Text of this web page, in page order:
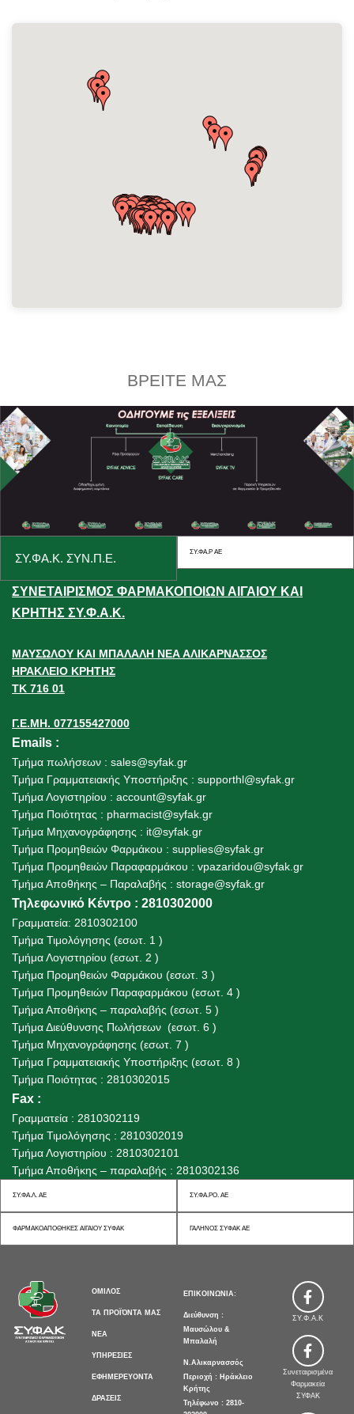
ΒΡΕΙΤΕ ΜΑΣ
ΣΥ.ΦΑ.Κ. ΣΥΝ.Π.Ε. ΣΥ.ΦΑ.Ρ ΑΕ
ΣΥΝΕΤΑΙΡΙΣΜΟΣ ΦΑΡΜΑΚΟΠΟΙΩΝ ΑΙΓΑΙΟΥ ΚΑΙ
ΚΡΗΤΗΣ ΣΥ.Φ.Α.Κ.
ΜΑΥΣΩΛΟΥ ΚΑΙ ΜΠΑΛΑΛΗ ΝΕΑ ΑΛΙΚΑΡΝΑΣΣΟΣ
ΗΡΑΚΛΕΙΟ ΚΡΗΤΗΣ
ΤΚ 716 01
Γ.Ε.ΜΗ. 077155427000
Emails :
Τμήμα πωλήσεων : sales@syfak.gr
Τμήμα Γραμματειακής Υποστήριξης : supporthl@syfak.gr
Τμήμα Λογιστηρίου : account@syfak.gr
Τμήμα Ποιότητας : pharmacist@syfak.gr
Τμήμα Μηχανογράφησης : it@syfak.gr
Τμήμα Προμηθειών Φαρμάκου : supplies@syfak.gr
Τμήμα Προμηθειών Παραφαρμάκου : vpazaridou@syfak.gr
Τμήμα Αποθήκης – Παραλαβής : storage@syfak.gr
Τηλεφωνικό Κέντρο : 2810302000
Γραμματεία: 2810302100
Τμήμα Τιμολόγησης (εσωτ. 1 )
Τμήμα Λογιστηρίου (εσωτ. 2 )
Τμήμα Προμηθειών Φαρμάκου (εσωτ. 3 )
Τμήμα Προμηθειών Παραφαρμάκου (εσωτ. 4 )
Τμήμα Αποθήκης – παραλαβής (εσωτ. 5 )
Τμήμα Διεύθυνσης Πωλήσεων (εσωτ. 6 )
Τμήμα Μηχανογράφησης (εσωτ. 7 )
Τμήμα Γραμματειακής Υποστήριξης (εσωτ. 8 )
Τμήμα Ποιότητας : 2810302015
Fax :
Γραμματεία : 2810302119
Τμήμα Τιμολόγησης : 2810302019
Τμήμα Λογιστηρίου : 2810302101
Τμήμα Αποθήκης – παραλαβής : 2810302136
ΣΥ.ΦΑ.Λ. ΑΕ ΣΥ.ΦΑ.ΡΟ. ΑΕ
ΦΑΡΜΑΚΟΑΠΟΘΗΚΕΣ ΑΙΓΑΙΟΥ ΣΥΦΑΚ ΓΑΛΗΝΟΣ ΣΥΦΑΚ ΑΕ
ΟΜΙΛΟΣ
ΤΑ ΠΡΟΪΌΝΤΑ ΜΑΣ
ΝΕΑ
ΥΠΗΡΕΣΙΕΣ
ΕΦΗΜΕΡΕΥΟΝΤΑ
ΔΡΑΣΕΙΣ
ΕΠΙΚΟΙΝΩΝΙΑ:
Διεύθυνση :
Μαυσώλου &
Μπαλαλή
Ν.Αλικαρνασσός
Περιοχή : Ηράκλειο
Κρήτης
Τηλέφωνο : 2810-
ΣΥ.Φ.Α.Κ
Συνεταιρισμένα
Φαρμακεία
ΣΥΦΑΚ